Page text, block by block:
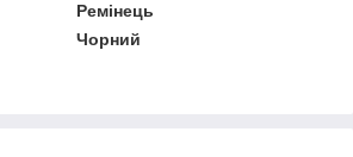
Ремінець
Чорний